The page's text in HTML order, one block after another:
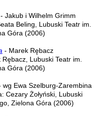
- Jakub i Wilhelm Grimm
Beling, Lubuski Teatr im.
Góra (2006)
- Marek Rębacz
Lubuski Teatr im.
Góra (2006)
wg Ewa Szelburg-Zarembina
Cezary Żołyński, Lubuski
Zielona Góra (2006)